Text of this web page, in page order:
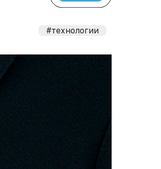
#технологии